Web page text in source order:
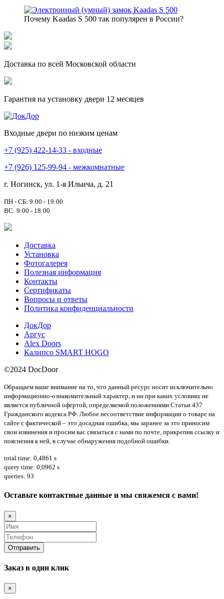
Почему Kaadas S 500 так популярен в России?
Доставка по всей Московской области
Гарантия на установку двери 12 месяцев
Входные двери по низким ценам
+7 (925) 422-14-33 - входные
+7 (926) 125-99-94 - межкомнатные
г. Ногинск, ул. 1-я Ильича, д. 21
ПН - СБ: 9:00 - 19:00
ВС: 9:00 - 18:00
Доставка
Установка
Фотогалерея
Полезная информация
Контакты
Сертификаты
Вопросы и ответы
Политика конфиденциальности
ДокДор
Аргус
Alex Doors
Калипсо SMART HOGO
©2024 DocDoor
Обращаем ваше внимание на то, что данный ресурс носит исключительно
информационно-ознакомительный характер, и ни при каких условиях не
является публичной офертой, определяемой положениями Статьи 437
Гражданского кодекса РФ. Любое несоответствие информации о товаре на
сайте с фактической – это досадная ошибка, мы заранее за это приносим
свои извинения и просим вас связаться с нами по почте, прикрепив ссылку и
пояснения к ней, в случае обнаружения подобной ошибки.
total time: 0,4861 s
query time: 0,0962 s
queries: 93
Оставьте контактные данные и мы свяжемся с вами!
×
Заказ в один клик
×